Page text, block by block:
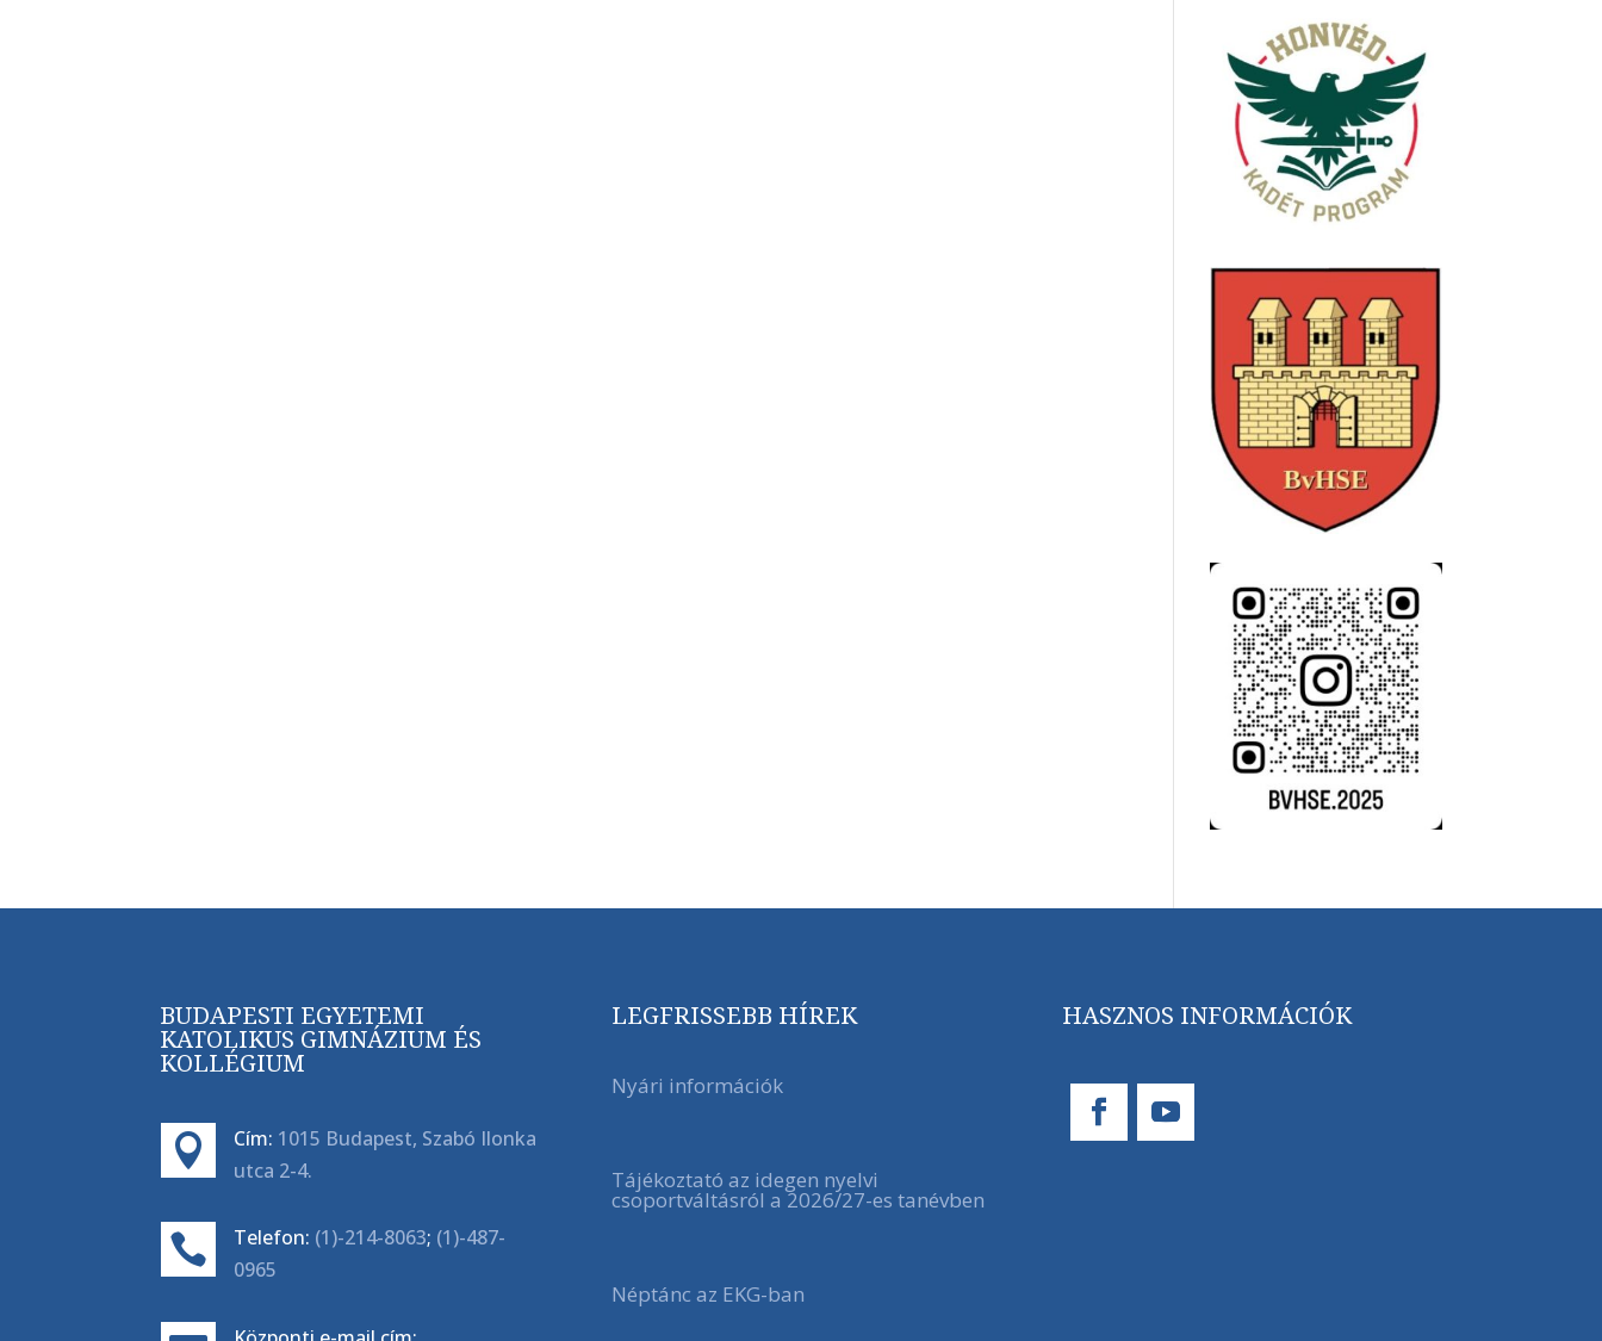
BUDAPESTI EGYETEMI
KATOLIKUS GIMNÁZIUM ÉS
KOLLÉGIUM
 Cím: 1015 Budapest, Szabó Ilonka
utca 2-4.
 Telefon: (1)-214-8063; (1)-487-
0965
LEGFRISSEBB HÍREK
Nyári információk
Tájékoztató az idegen nyelvi
csoportváltásról a 2026/27-es tanévben
Néptánc az EKG-ban
HASZNOS INFORMÁCIÓK